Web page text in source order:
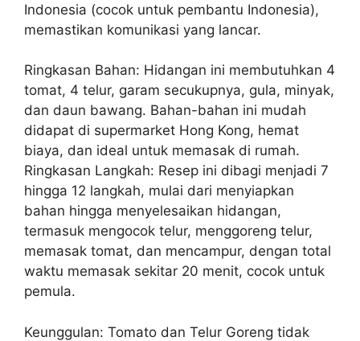
Indonesia (cocok untuk pembantu Indonesia),
memastikan komunikasi yang lancar.
Ringkasan Bahan: Hidangan ini membutuhkan 4
tomat, 4 telur, garam secukupnya, gula, minyak,
dan daun bawang. Bahan-bahan ini mudah
didapat di supermarket Hong Kong, hemat
biaya, dan ideal untuk memasak di rumah.
Ringkasan Langkah: Resep ini dibagi menjadi 7
hingga 12 langkah, mulai dari menyiapkan
bahan hingga menyelesaikan hidangan,
termasuk mengocok telur, menggoreng telur,
memasak tomat, dan mencampur, dengan total
waktu memasak sekitar 20 menit, cocok untuk
pemula.
Keunggulan: Tomato dan Telur Goreng tidak